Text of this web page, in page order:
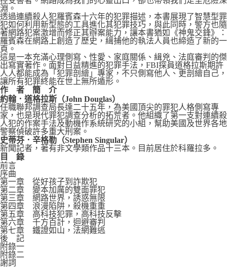
淵。
透過連續殺人犯羅賓森十六年的犯罪描述，本書展現了智慧型罪
犯如何利用新型態的工具進化其犯罪技巧，與此同時，警方也隨
著網路犯案激增而修正其辦案能力，讓本書猶如《神鬼交鋒》：
羅賓森在網路上創造了歷史，緝捕他的執法人員也締造了新的一
頁。
這是一本充滿心理側寫、性愛、家庭關係、緝兇、法庭審判的傑
出寫實著作。面對日益精進的犯罪手法，FBI探員道格拉斯期許
人人都能成為「犯罪剖繪」專家，不只側寫他人、更剖繪自己，
讓所有犯罪終能在世上無所遁形。
作 者 簡 介
約翰．道格拉斯（John Douglas）
任職聯邦調查局長達二十五年，為美國頂尖的罪犯人格側寫專
家，也是現代罪犯調查分析的拓荒者。他組織了第一支對連續殺
人犯的作案手法及動機作系統研究的小組，幫助美國及世界各地
警察偵破許多重大刑案。
史蒂芬．辛格勒（Stephen Singular）
新聞記者，著有非文學類作品十三本。目前居住於科羅拉多。
目
錄
前言
序曲
第一章 從好孩子到詐欺犯
第二章 變本加厲的雙面罪犯
第三章 網路世界，誘惑無限
第四章 浪漫陷阱，殺機重重
第五章 高科技犯罪，高科技反擊
第六章 千方百計，迴避審判
第七章 鐵證如山，法網難逃
後 記
附錄一
附錄二
謝詞